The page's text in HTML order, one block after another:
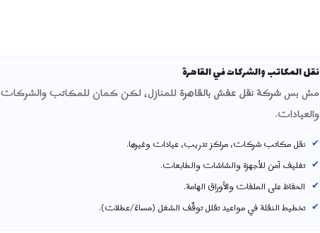
نقل المكاتب والشركات في القاهرة
مش بسشركة نقل عفش بالقاهرةللمنازل، لكن كمان للمكاتب والشركات
والعيادات.
نقل مكاتب شركات، مراكز تدريب، عيادات وغيرها.
تغليف آمن للأجهزة والشاشات والطابعات.
الحفاظ على الملفات والأوراق الهامة.
تخطيط النقلة في مواعيد تقلل توقّف الشغل (مساءً/عطلات).